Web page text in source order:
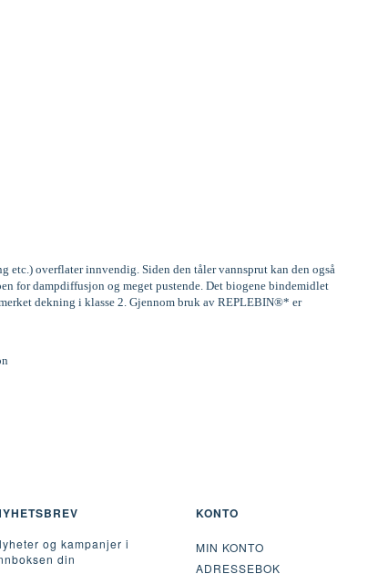
etc.) overflater innvendig. Siden den tåler vannsprut kan den også
for dampdiffusjon og meget pustende. Det biogene bindemidlet
dekning i klasse 2. Gjennom bruk av REPLEBIN®* er
og kampanjer i
din
KONTO
MIN KONTO
ADRESSEBOK